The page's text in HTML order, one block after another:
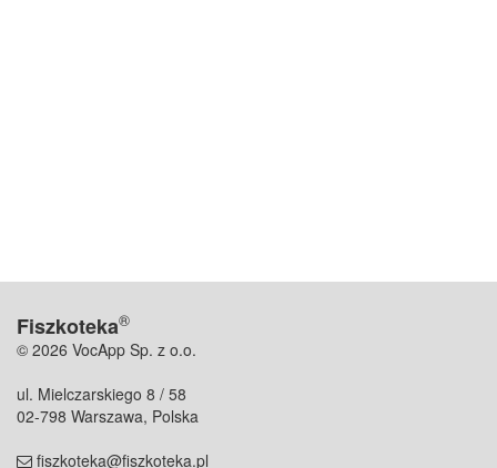
Fiszkoteka®
© 2026 VocApp Sp. z o.o.
ul. Mielczarskiego 8 / 58
02-798 Warszawa, Polska
fiszkoteka@fiszkoteka.pl